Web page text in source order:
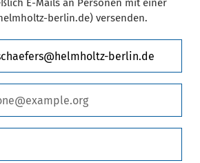
E-Mails an Personen mit einer
berlin.de) versenden.